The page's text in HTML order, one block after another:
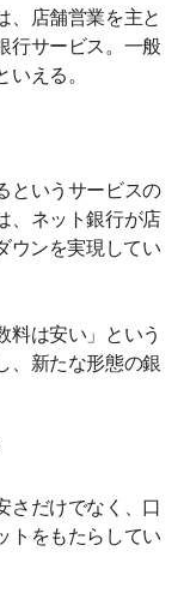
店舗営業を主と
行サービス。一般
える。
というサービスの
、ネット銀行が店
ウンを実現してい
は安い」という
、新たな形態の銀
さだけでなく、口
トをもたらしてい